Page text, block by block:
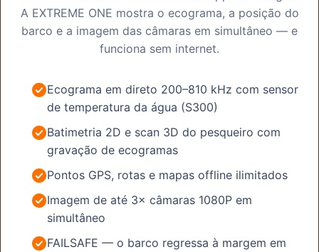
A EXTREME ONE mostra o ecograma, a posição do
barco e a imagem das câmaras em simultâneo — e
funciona sem internet.
Ecograma em direto 200–810 kHz com sensor
de temperatura da água (S300)
Batimetria 2D e scan 3D do pesqueiro com
gravação de ecogramas
Pontos GPS, rotas e mapas offline ilimitados
Imagem de até 3× câmaras 1080P em
simultâneo
FAILSAFE — o barco regressa à margem em